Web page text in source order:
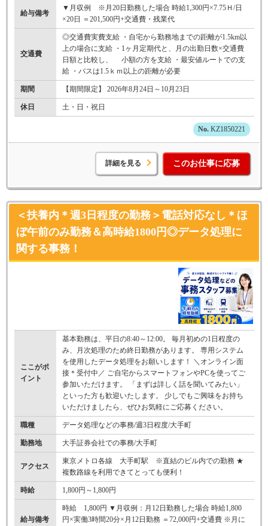
給与備考
▼月収例 ※月20日勤務した場合 時給1,300円×7.75Ｈ/日
×20日 ＝201,500円+交通費・残業代
交通費
◎交通費実費支給 ・自宅から勤務地までの距離が1.5km以
上の場合に支給 ・1ヶ月定期代と、月の出勤日数×交通費
日額と比較し、 小額の方を支給 ・最安値ルートでの支
給 ・バスは1.5ｋｍ以上の距離が必要
期間 【期間限定】 2026年8月24日～10月23日
休日 土・日・祝日
KZ1850221
詳細を見る このお仕事に応募
＜扶養内＊週3日程度の勤務＞電話対応なし＊ほ
ぼ午前のみ勤務＆高時給1800円◎データ処理に
関する事務！
ここがポ
イント
基本勤務は、平日の8:40～12:00。 毎月初めの1日程度の
み、月次処理のため終日勤務があります。 専用システム
を使用したデータ処理をお願いします！ ＼オンライン面
接＊受付中／ ご自宅からスマートフォンやPCを使ってご
参加いただけます。 「まずは詳しく話を聞いてみたい」
といった方も歓迎いたします。 少しでもご興味をお持ち
いただけましたら、ぜひお気軽にご応募ください。
職種 データ処理などの事務/週3日程度/大手町
勤務地 大手証券会社での事務/大手町
アクセス
東京メトロ各線 大手町駅 ※直結のビル内での勤務 ★
複数路線を利用できてとっても便利！
時給 1,800円～1,800円
給与備考
時給 1,800円 ▼月収例：月12日勤務した場合 時給1,800
円×実働3時間20分×月12日勤務 ＝72,000円+交通費 ※月に